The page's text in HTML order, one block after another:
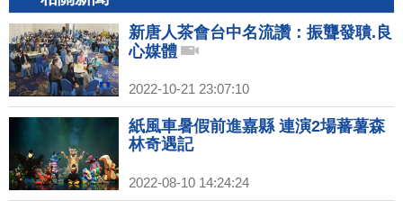
新唐人茶會台中名流讚：振聾發聵.良
心媒體
2022-10-21 23:07:10
紙風車暑假前進嘉縣 連演2場蕃薯森
林奇遇記
2022-08-10 14:24:24